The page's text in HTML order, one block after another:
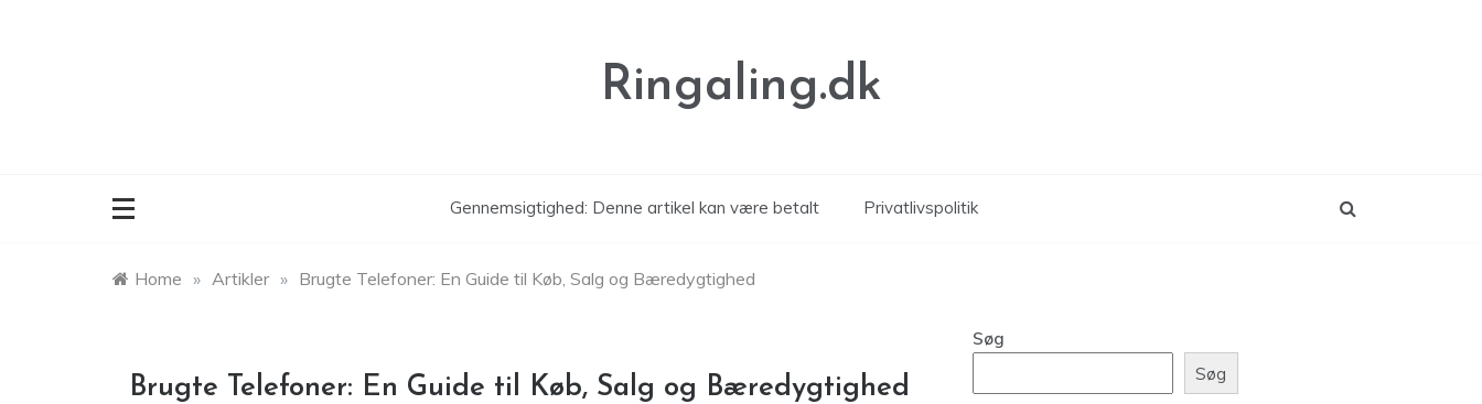
Ringaling.dk
Gennemsigtighed: Denne artikel kan være betalt Privatlivspolitik
Home » Artikler » Brugte Telefoner: En Guide til Køb, Salg og Bæredygtighed
Brugte Telefoner: En Guide til Køb, Salg og Bæredygtighed
Søg
Søg